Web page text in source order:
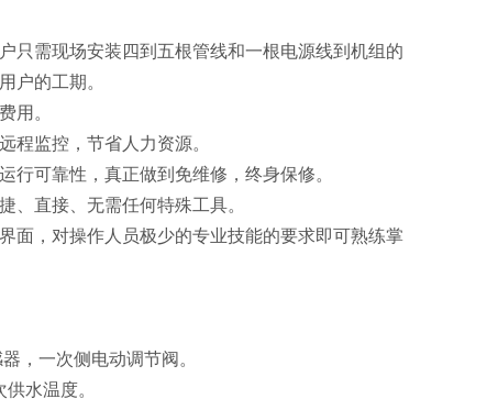
只需现场安装四到五根管线和一根电源线到机组的
户的工期。
用。
程监控，节省人力资源。
行可靠性，真正做到免维修，终身保修。
、直接、无需任何特殊工具。
面，对操作人员极少的专业技能的要求即可熟练掌
，一次侧电动调节阀。
水温度。